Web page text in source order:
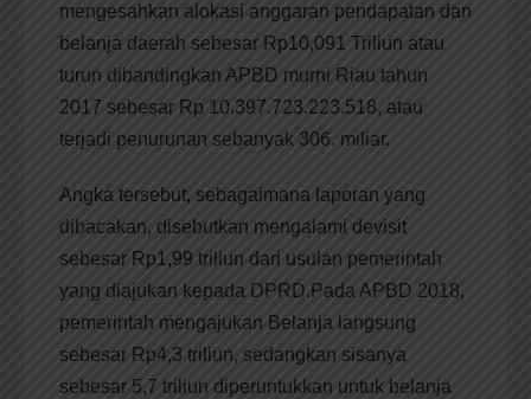
mengesahkan alokasi anggaran pendapatan dan
belanja daerah sebesar Rp10,091 Triliun atau
turun dibandingkan APBD murni Riau tahun
2017 sebesar Rp 10.397.723.223.518, atau
terjadi penurunan sebanyak 306. miliar.
Angka tersebut, sebagaimana laporan yang
dibacakan, disebutkan mengalami devisit
sebesar Rp1,99 triliun dari usulan pemerintah
yang diajukan kepada DPRD.Pada APBD 2018,
pemerintah mengajukan Belanja langsung
sebesar Rp4,3 triliun, sedangkan sisanya
sebesar 5,7 triliun diperuntukkan untuk belanja